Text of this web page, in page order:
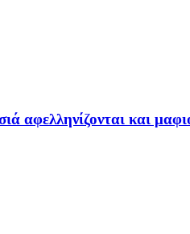
αφελληνίζονται και